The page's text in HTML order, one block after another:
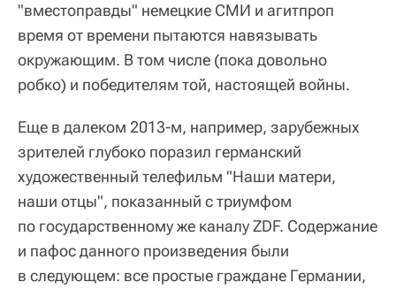
"вместоправды" немецкие СМИ и агитпроп
время от времени пытаются навязывать
окружающим. В том числе (пока довольно
робко) и победителям той, настоящей войны.
Еще в далеком 2013-м, например, зарубежных
зрителей глубоко поразил германский
художественный телефильм "Наши матери,
наши отцы", показанный с триумфом
по государственному же каналу ZDF. Содержание
и пафос данного произведения были
в следующем: все простые граждане Германии,